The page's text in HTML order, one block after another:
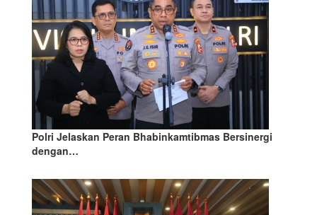
Polri Jelaskan Peran Bhabinkamtibmas Bersinergi
dengan…